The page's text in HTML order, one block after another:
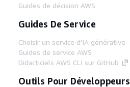
Guides de décision AWS
Guides De Service
Choisir un service d'IA générative
Guides de service AWS
Didacticiels AWS CLI sur GitHub
Outils Pour Développeurs